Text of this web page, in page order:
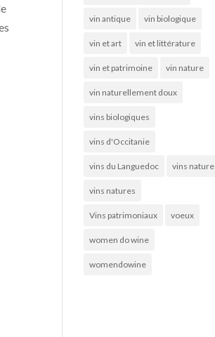
vin antique vin biologique
vin et art vin et littérature
vin et patrimoine vin nature
vin naturellement doux
vins biologiques
vins d'Occitanie
vins du Languedoc vins nature
vins natures
Vins patrimoniaux voeux
women do wine
womendowine